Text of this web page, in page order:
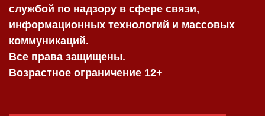
службой по надзору в сфере связи,
информационных технологий и массовых
коммуникаций.
Все права защищены.
Возрастное ограничение 12+